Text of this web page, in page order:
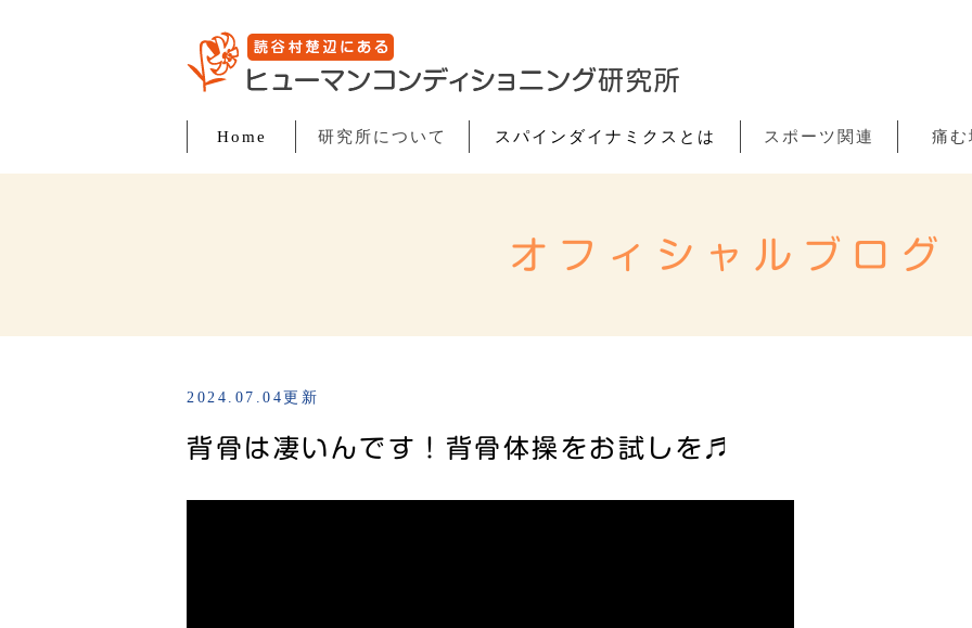
Home 研究所について スパインダイナミクスとは スポーツ関連 痛む
オフィシャルブログ
2024.07.04更新
背骨は凄いんです！背骨体操をお試しを♬